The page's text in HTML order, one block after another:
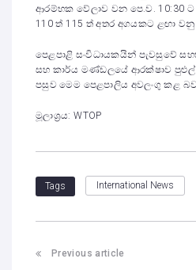
ආරම්භක වේලාව වන පෙ.ව. 10:30
110 ත් 115 ත් අතර අගයකට ළඟා
පෙළපාළි සංවිධායකයින් පැවසුවේ
සහ කාර්ය මණ්ඩලයේ ආරක්ෂාව
පසුව මෙම පෙළපාලිය අවලංගු කළ
මූලාශ්‍රය: WTOP
Tags International News
Previous article